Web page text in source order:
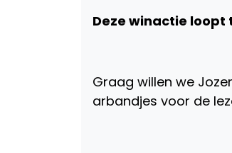
Deze winactie loopt
Graag willen we
arbandjes voor de